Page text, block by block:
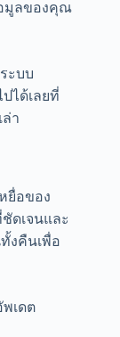
มูลของคุณ
ะบบ
ได้เลยที่
า
ยื่อของ
ดเจนและ
งคืนเพื่อ
เดต